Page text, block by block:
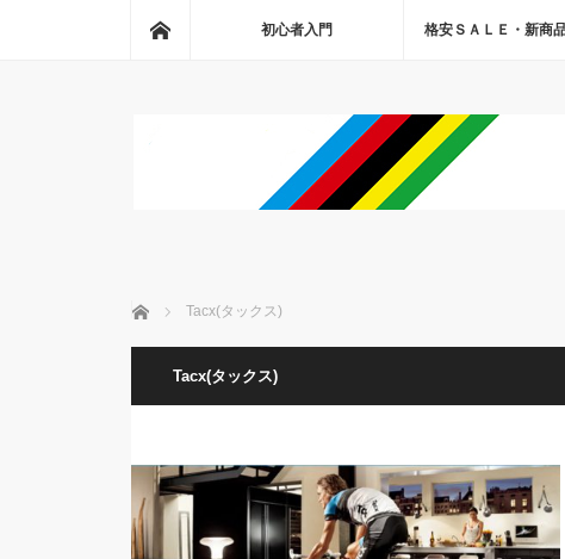
初心者入門 格安ＳＡＬＥ・新商
ホーム Tacx(タックス)
Tacx(タックス)